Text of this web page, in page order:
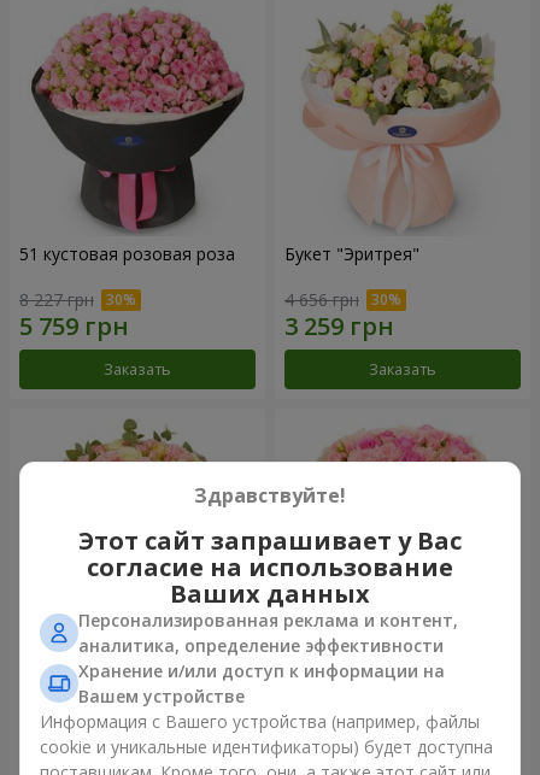
51 кустовая розовая роза
8 227 грн
Заказать
Букет "Эритрея"
4 656 грн
Заказать
Букет "Nude Perfume"
3 058 грн
Букет "Розовая нежность"
4 513 грн
Здравствуйте!
Этот сайт запрашивает у Вас
согласие на использование
Ваших данных
Персонализированная реклама и контент,
аналитика, определение эффективности
Хранение и/или доступ к информации на
Вашем устройстве
Информация с Вашего устройства (например, файлы
cookie и уникальные идентификаторы) будет доступна